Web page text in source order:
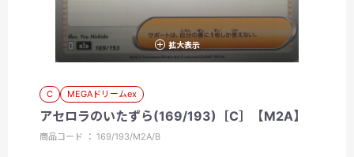
拡大表示
C MEGAドリームex
アセロラのいたずら(169/193)［C］【M2A】
商品コード ： 169/193/M2A/B